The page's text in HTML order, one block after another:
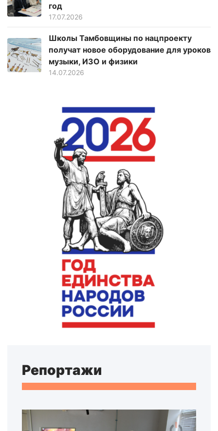
год
17.07.2026
Школы Тамбовщины по нацпроекту
получат новое оборудование для уроков
музыки, ИЗО и физики
14.07.2026
Репортажи